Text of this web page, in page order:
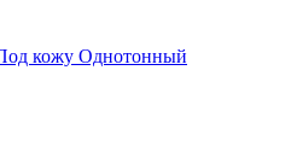
кожу Однотонный